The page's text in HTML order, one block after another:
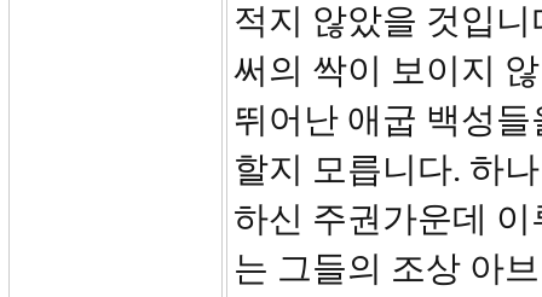
적지 않았을 것입
써의 싹이 보이지
뛰어난 애굽 백성
할지 모릅니다. 하
하신 주권가운데
는 그들의 조상 아